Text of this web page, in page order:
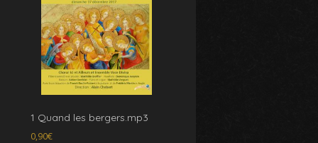
1 Quand les bergers.mp3
0,90€